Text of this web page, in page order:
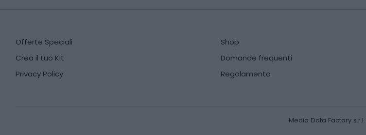
Offerte Speciali Shop
Crea il tuo Kit
Domande frequenti
Privacy Policy
Regolamento
Media Data Factory s.r.l.